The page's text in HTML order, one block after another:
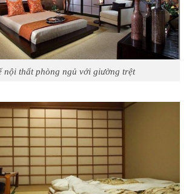
nội thất phòng ngủ với giường trệt